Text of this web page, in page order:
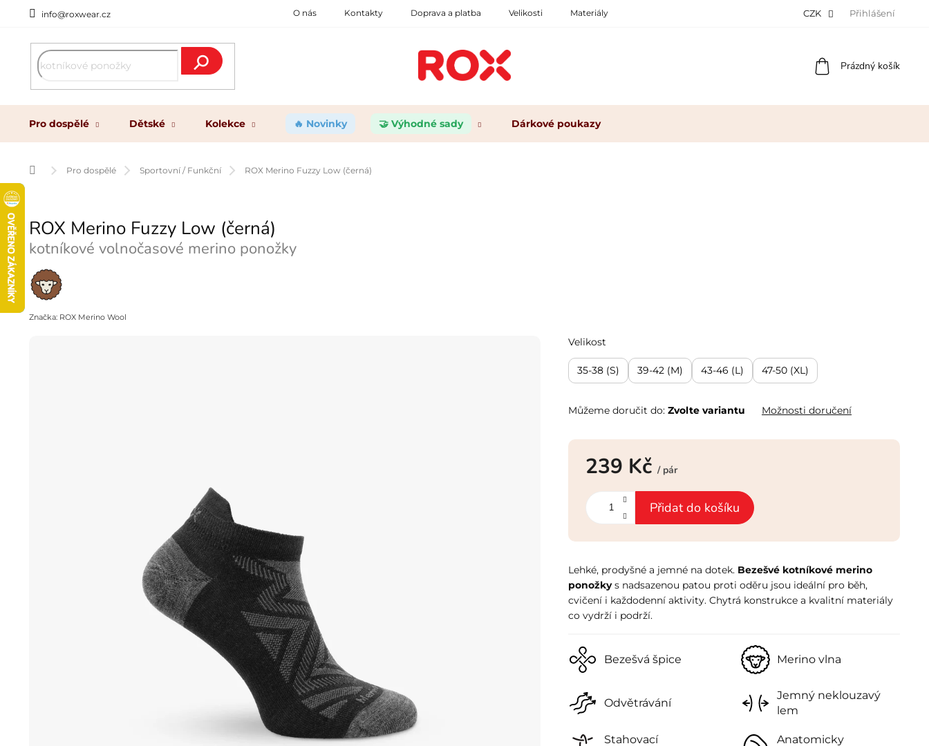
info@roxwear.cz O nás Kontakty Doprava a platba Velikosti Materiály CZK Přihlášení
Hledat
Nákupní
Prázdný košík
Pro dospělé Dětské Kolekce 🔥 Novinky 🤝 Výhodné sady Dárkové poukazy
DomůPro dospělé Sportovní / Funkční ROX Merino Fuzzy Low (černá)
ROX Merino Fuzzy Low (černá)
kotníkové volnočasové merino ponožky
Merino
vlna
Značka: ROX Merino Wool
239 Kč / pár
Měrná
cena:
Velikost
35-38 (S) 39-42 (M) 43-46 (L) 47-50 (XL)
Můžeme doručit do: Zvolte variantu Možnosti doručení
Přidat do košíku
Lehké, prodyšné a jemné na dotek. Bezešvé kotníkové merino
ponožkys nadsazenou patou proti oděru jsou ideální pro běh,
cvičení i každodenní aktivity. Chytrá konstrukce a kvalitní materiály
co vydrží i podrží.
Bezešvá špice Merino vlna
Odvětrávání
Jemný neklouzavý
lem
Stahovací
Anatomicky